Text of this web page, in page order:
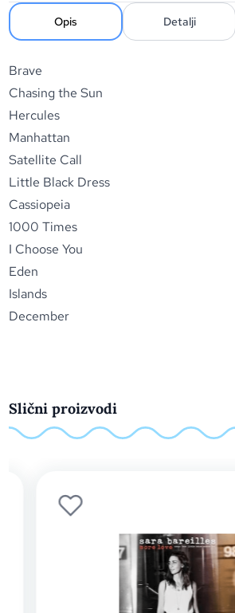
Opis Detalji
Brave
Chasing the Sun
Hercules
Manhattan
Satellite Call
Little Black Dress
Cassiopeia
1000 Times
I Choose You
Eden
Islands
December
Slični proizvodi